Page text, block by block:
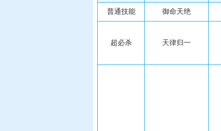
普通技能 御命天绝
超必杀 天律归一